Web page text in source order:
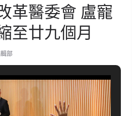
革醫委會 盧寵
至廿九個月
部